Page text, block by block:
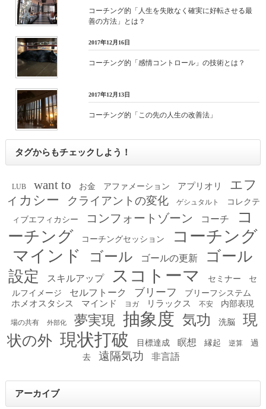
コーチング的「人生を失敗なく確実に好転させる最
善の方法」とは？
2017年12月16日
コーチング的「感情コントロール」の技術とは？
2017年12月13日
コーチング的「この先の人生の改善法」
タグからもチェックしよう！
LUB want to お金 アファメーション アプリオリ
エフ
ィカシー
クライアントの変化 ゲシュタルト
コレクテ
ィブエフィカシー
コンフォートゾーン コーチ
コ
ーチング
コーチングセッション
コーチング
マインド
ゴール ゴールの更新
ゴール
設定
スキルアップ スコトーマ セミナー
セ
ルフイメージ
セルフトーク ブリーフ ブリーフシステム
ホメオスタシス マインド ヨガ リラックス 不安 内部表現
場の共有 外部化 夢実現 抽象度 気功 洗脳
現
状の外 現状打破 目標達成 瞑想 縁起 逆算
過
去
遠隔気功 非言語
アーカイブ